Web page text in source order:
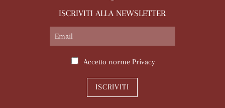
ISCRIVITI ALLA NEWSLETTER
Accetto norme Privacy
ISCRIVITI